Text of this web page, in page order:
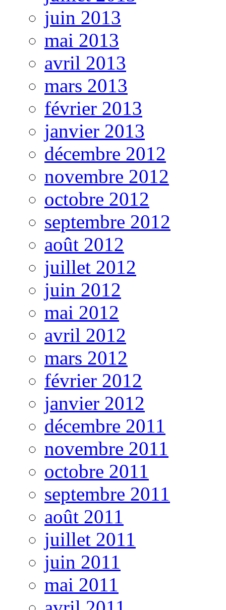
juin 2013
mai 2013
avril 2013
mars 2013
février 2013
janvier 2013
décembre 2012
novembre 2012
octobre 2012
septembre 2012
août 2012
juillet 2012
juin 2012
mai 2012
avril 2012
mars 2012
février 2012
janvier 2012
décembre 2011
novembre 2011
octobre 2011
septembre 2011
août 2011
juillet 2011
juin 2011
mai 2011